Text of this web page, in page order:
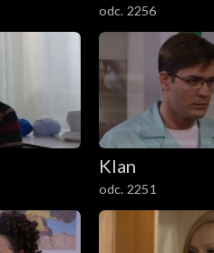
odc. 2256
Klan
odc. 2251